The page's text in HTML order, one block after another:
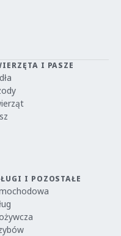
I PASZE
I POZOSTAŁE